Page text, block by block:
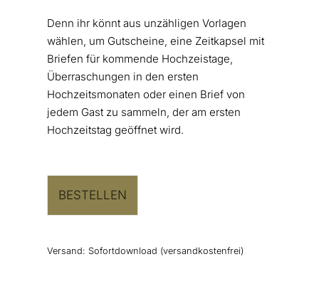
Denn ihr könnt aus unzähligen Vorlagen
wählen, um Gutscheine, eine Zeitkapsel mit
Briefen für kommende Hochzeistage,
Überraschungen in den ersten
Hochzeitsmonaten oder einen Brief von
jedem Gast zu sammeln, der am ersten
Hochzeitstag geöffnet wird.
BESTELLEN
Versand: Sofortdownload (versandkostenfrei)